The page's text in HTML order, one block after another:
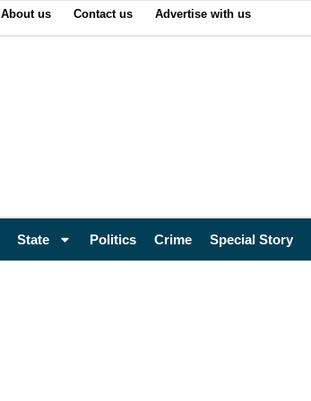
About us Contact us Advertise with us
State Politics Crime Special Story